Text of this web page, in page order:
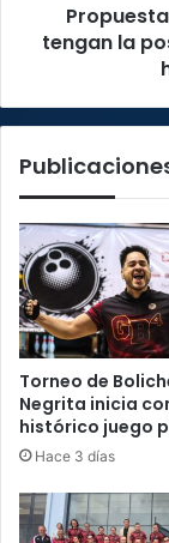
cambiar
horas
del
tengan la
Torneo de
Negrita inicia
histórico juego
Hace 3 días